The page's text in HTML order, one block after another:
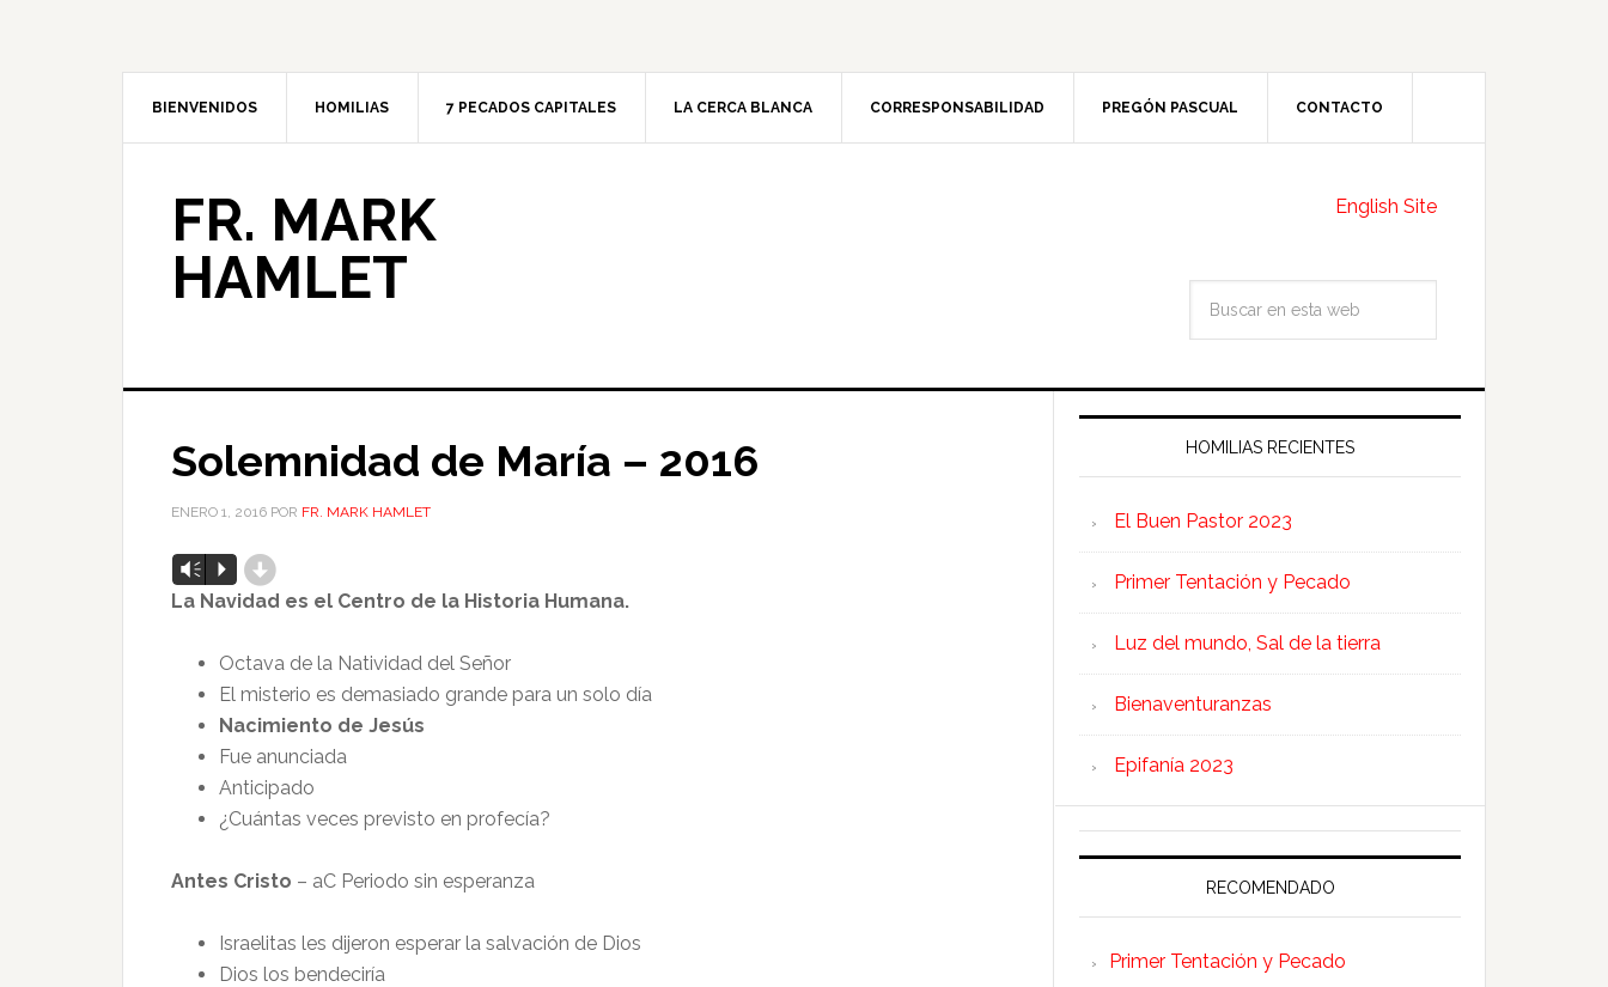
BIENVENIDOS HOMILIAS 7 PECADOS CAPITALES LA CERCA BLANCA CORRESPONSABILIDAD PREGÓN PASCUAL CONTACTO
FR. MARK
HAMLET
English Site
Solemnidad de María – 2016
ENERO 1, 2016 POR FR. MARK HAMLET
Reproductor
de
Vm P d
La Navidad es el Centro de la Historia Humana.
Octava de la Natividad del Señor
El misterio es demasiado grande para un solo día
Nacimiento de Jesús
Fue anunciada
Anticipado
¿Cuántas veces previsto en profecía?
Antes Cristo – aC Periodo sin esperanza
Israelitas les dijeron esperar la salvación de Dios
Dios los bendeciría
HOMILIAS RECIENTES
El Buen Pastor 2023
Primer Tentación y Pecado
Luz del mundo, Sal de la tierra
Bienaventuranzas
Epifanía 2023
RECOMENDADO
Primer Tentación y Pecado